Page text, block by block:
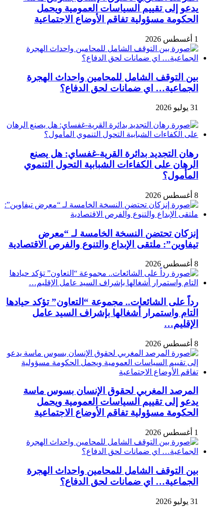
يدعو إلى تقييم السياسات العمومية ويحمل
الحكومة مسؤولية تفاقم الأوضاع الاجتماعية
1 أغسطس 2026
بين التوقف الشامل للمحامين واحداث الهجرة
الجماعية… اي ضمانات لحق الدفاع؟
31 يوليو 2026
رهان التجديد بدائرة القرية-غفساي: هل يصنع
الرهان على الكفاءات الشبابية التحول التنموي
المأمول؟
8 أغسطس 2026
إنزكان تحتضن النسخة الخامسة لـ “معرض
تيفاوين”: ملتقى الإبداع والتنوع والفرص الاقتصادية
8 أغسطس 2026
رداً على الشائعات.. مجموعة “التعاون” تؤكد حيادها
التام واستمرار أشغالها بإشراف السيد عامل
الإقليم…
8 أغسطس 2026
المرصد المغربي لحقوق الإنسان بسوس ماسة
يدعو إلى تقييم السياسات العمومية ويحمل
الحكومة مسؤولية تفاقم الأوضاع الاجتماعية
1 أغسطس 2026
بين التوقف الشامل للمحامين واحداث الهجرة
الجماعية… اي ضمانات لحق الدفاع؟
31 يوليو 2026